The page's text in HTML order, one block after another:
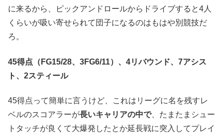
に来るから、ピックアンドロールからドライブすると4人
くらいが吸い寄せられて団子になるのはもはや別競技だ
ろ。
45得点（FG15/28、3FG6/11）、4リバウンド、7アシス
ト、2スティール
45得点って簡単に言うけど、これはリーグに名を残すレ
ベルのスコアラーが長いキャリアの中で、たまたまシュー
トタッチが良くて大爆発したとか延長戦に突入してプレイ